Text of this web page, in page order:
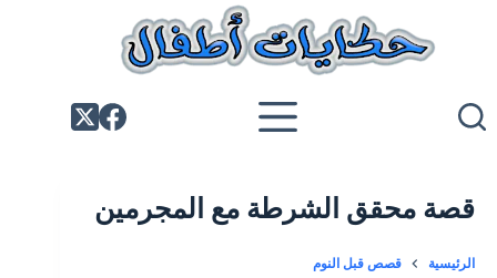
المحتوى
قصة محقق الشرطة مع المجرمين
الرئيسية قصص قبل النوم